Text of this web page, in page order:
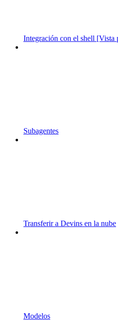
Integración con el shell [Vista
Subagentes
Transferir a Devins en la nube
Modelos